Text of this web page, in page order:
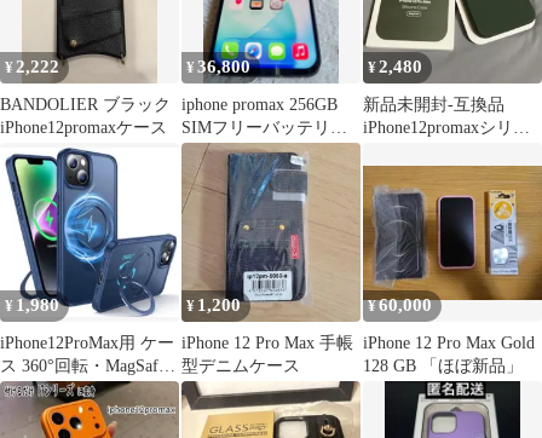
¥ 2,222
BANDOLIER ブラック
iPhone12promaxケース
¥36,800
iphone promax 256GB
SIMフリーバッテリー
100％背面小ヒビ
¥2,480
新品未開封-互換品
iPhone12promaxシリコ
¥ 1,980
iPhone12ProMax用 ケー
ス 360°回転・MagSafe
対応
¥ 1,200
iPhone 12 Pro Max 手帳
型デニムケース
¥60,000
iPhone 12 Pro Max Gold
128 GB 「ほぼ新品」